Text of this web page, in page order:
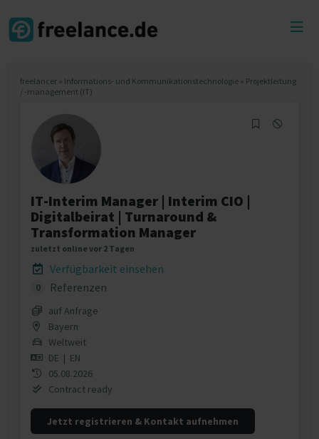
freelancer » Informations- und Kommunikationstechnologie » Projektleitung
/ -management (IT)
IT-Interim Manager | Interim CIO |
Digitalbeirat | Turnaround &
Transformation Manager
zuletzt online vor 2 Tagen
Verfügbarkeit einsehen
0 Referenzen
auf Anfrage
Bayern
Weltweit
DE | EN
05.08.2026
Contract ready
Jetzt registrieren & Kontakt aufnehmen